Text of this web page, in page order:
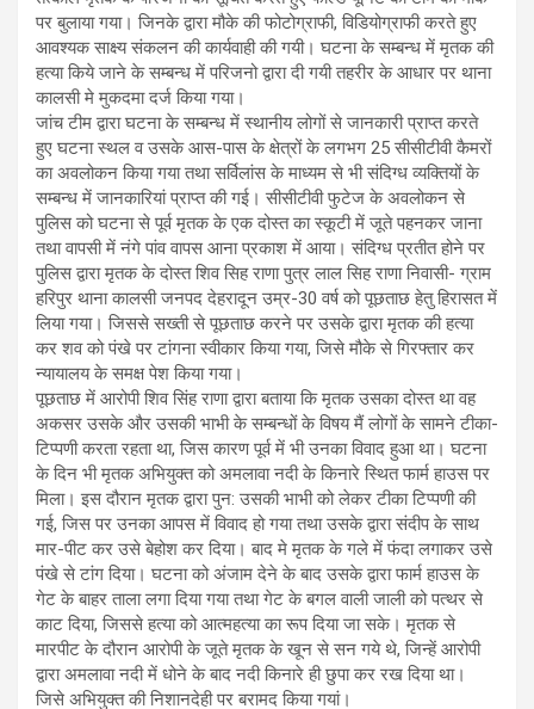
पर बुलाया गया। जिनके द्वारा मौके की फोटोग्राफी, विडियोग्राफी करते हुए
आवश्यक साक्ष्य संकलन की कार्यवाही की गयी। घटना के सम्बन्ध में मृतक की
हत्या किये जाने के सम्बन्ध में परिजनो द्वारा दी गयी तहरीर के आधार पर थाना
कालसी मे मुकदमा दर्ज किया गया।
जांच टीम द्वारा घटना के सम्बन्ध में स्थानीय लोगों से जानकारी प्राप्त करते
हुए घटना स्थल व उसके आस-पास के क्षेत्रों के लगभग 25 सीसीटीवी कैमरों
का अवलोकन किया गया तथा सर्विलांस के माध्यम से भी संदिग्ध व्यक्तियों के
सम्बन्ध में जानकारियां प्राप्त की गई। सीसीटीवी फुटेज के अवलोकन से
पुलिस को घटना से पूर्व मृतक के एक दोस्त का स्कूटी में जूते पहनकर जाना
तथा वापसी में नंगे पांव वापस आना प्रकाश में आया। संदिग्ध प्रतीत होने पर
पुलिस द्वारा मृतक के दोस्त शिव सिह राणा पुत्र लाल सिह राणा निवासी- ग्राम
हरिपुर थाना कालसी जनपद देहरादून उम्र-30 वर्ष को पूछताछ हेतु हिरासत में
लिया गया। जिससे सख्ती से पूछताछ करने पर उसके द्वारा मृतक की हत्या
कर शव को पंखे पर टांगना स्वीकार किया गया, जिसे मौके से गिरफ्तार कर
न्यायालय के समक्ष पेश किया गया।
पूछताछ में आरोपी शिव सिंह राणा द्वारा बताया कि मृतक उसका दोस्त था वह
अकसर उसके और उसकी भाभी के सम्बन्धों के विषय मैं लोगों के सामने टीका-
टिप्पणी करता रहता था, जिस कारण पूर्व में भी उनका विवाद हुआ था। घटना
के दिन भी मृतक अभियुक्त को अमलावा नदी के किनारे स्थित फार्म हाउस पर
मिला। इस दौरान मृतक द्वारा पुन: उसकी भाभी को लेकर टीका टिप्पणी की
गई, जिस पर उनका आपस में विवाद हो गया तथा उसके द्वारा संदीप के साथ
मार-पीट कर उसे बेहोश कर दिया। बाद मे मृतक के गले में फंदा लगाकर उसे
पंखे से टांग दिया। घटना को अंजाम देने के बाद उसके द्वारा फार्म हाउस के
गेट के बाहर ताला लगा दिया गया तथा गेट के बगल वाली जाली को पत्थर से
काट दिया, जिससे हत्या को आत्महत्या का रूप दिया जा सके। मृतक से
मारपीट के दौरान आरोपी के जूते मृतक के खून से सन गये थे, जिन्हें आरोपी
द्वारा अमलावा नदी में धोने के बाद नदी किनारे ही छुपा कर रख दिया था।
जिसे अभियुक्त की निशानदेही पर बरामद किया गयां।